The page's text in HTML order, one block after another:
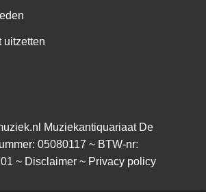
uitzetten
Muziekantiquariaat De
05080117 ~ BTW-nr:
~ Disclaimer~ Privacy policy